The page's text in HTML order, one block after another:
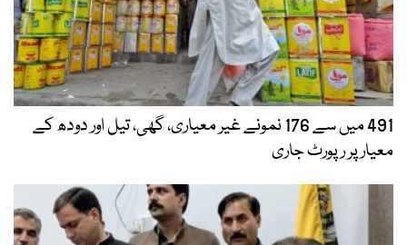
491 میں سے 176 نمونے غیر معیاری، گھی، تیل اور دودھ کے
معیار پر رپورٹ جاری